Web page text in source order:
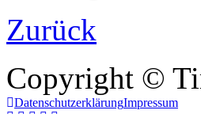
Zurück
Copyright ©
DatenschutzerklärungImpressum